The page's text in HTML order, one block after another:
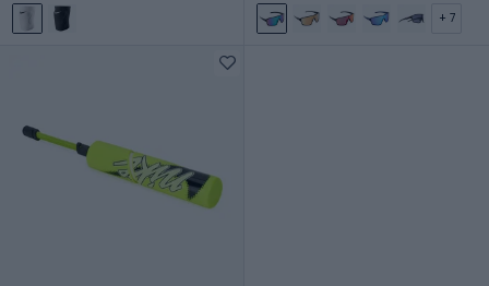
+ 7